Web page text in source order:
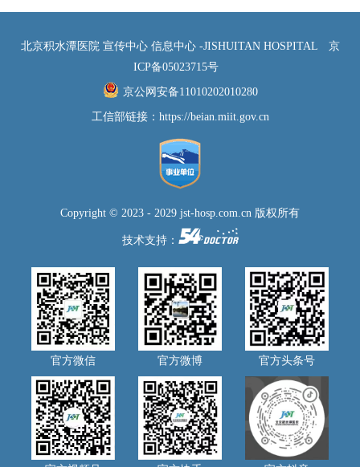
北京积水潭医院 宣传中心 信息中心 -JISHUITAN HOSPITAL
京
ICP备05023715号
京公网安备11010202010280
工信部链接： https://beian.miit.gov.cn
Copyright © 2023 - 2029 jst-hosp.com.cn 版权所有
技术支持：
官方微信 官方微博 官方头条号